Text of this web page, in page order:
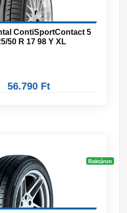
ContiSportContact 5
50 R 17 98 Y XL
56.790 Ft
Raktáron